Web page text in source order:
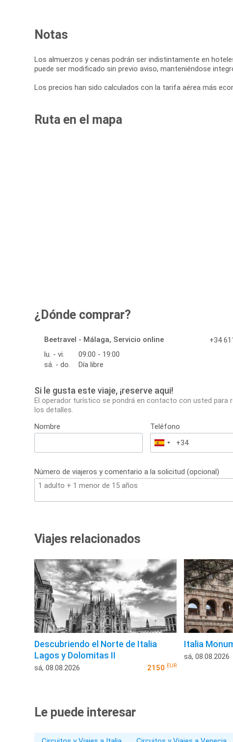
Notas
Los almuerzos y cenas podrán ser indistintamente en
puede ser modificado sin previo aviso, manteniéndose
Los precios han sido calculados con la tarifa aérea más
Ruta en el mapa
¿Dónde comprar?
Beetravel - Málaga, Servicio online
lu. - vi.
09:00 - 19:00
sá. - do.
Día libre
+34
Si le gusta este viaje, ¡reserve aqui!
El operador turístico se pondrá en contacto con usted para
los detalles.
Nombre
Teléfono
España
+34
Número de viajeros y comentario a la solicitud (opcional)
Viajes relacionados
Descubriendo el Norte de Italia
Lagos y Dolomitas II
sá, 08.08.2026 2150 EUR
Italia
sá, 08.08.2026
Le puede interesar